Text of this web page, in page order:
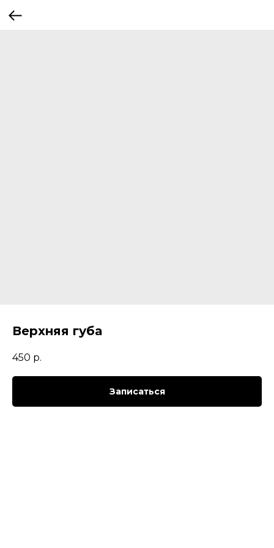
Верхняя губа
450 р.
Записаться